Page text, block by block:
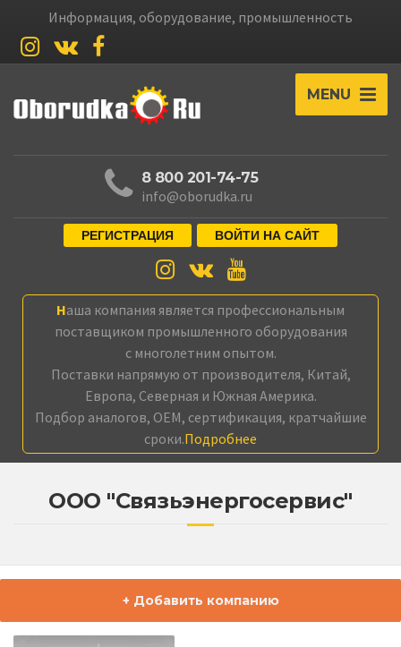
Информация, оборудование, промышленность
MENU
8 800 201-74-75
info@oborudka.ru
РЕГИСТРАЦИЯ ВОЙТИ НА САЙТ
Наша компания является профессиональным
поставщиком промышленного оборудования
с многолетним опытом.
Поставки напрямую от производителя, Китай,
Европа, Северная и Южная Америка.
Подбор аналогов, OEM, сертификация, кратчайшие
сроки.Подробнее
ООО "Связьэнергосервис"
+ Добавить компанию